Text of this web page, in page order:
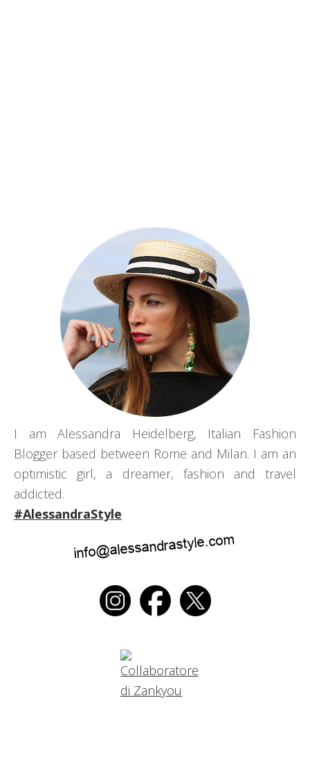
I am Alessandra Heidelberg, Italian Fashion
Blogger based between Rome and Milan. I am an
optimistic girl, a dreamer, fashion and travel
addicted.
#AlessandraStyle